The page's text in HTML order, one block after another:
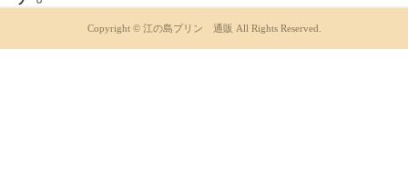
Copyright © 江の島プリン 通販 All Rights Reserved.